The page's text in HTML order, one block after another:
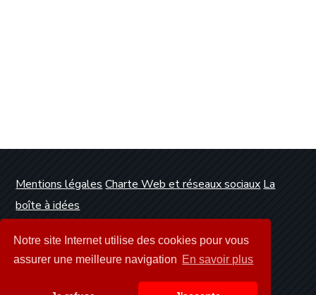
Notre site Internet utilise des cookies pour vous
assurer une meilleure navigation En savoir plus
Mentions légales Charte Web et réseaux sociaux La
boîte à idées
Dunkerque